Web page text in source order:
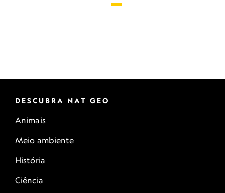
DESCUBRA NAT GEO
Animais
Meio ambiente
História
Ciência